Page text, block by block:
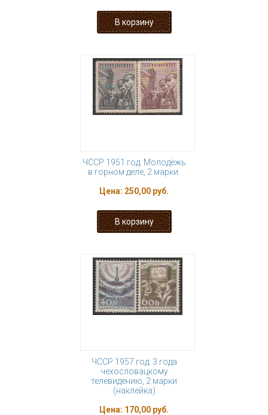
ЧССР 1951 год. Молодёжь
в горном деле, 2 марки.
Цена: 250,00 руб.
ЧССР 1957 год. 3 года
чехословацкому
телевидению, 2 марки
(наклейка)
Цена: 170,00 руб.